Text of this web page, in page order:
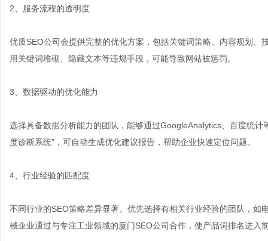
2、服务流程的透明度
优质SEO公司会提供完整的优化方案，包括关键词策略、内容规划、
用关键词堆砌、隐藏文本等违规手段，可能导致网站被惩罚。
3、数据驱动的优化能力
选择具备数据分析能力的团队，能够通过GoogleAnalytics、百度统
度诊断系统”，可自动生成优化建议报告，帮助企业快速定位问题。
4、行业经验的匹配度
不同行业的SEO策略差异显著。优先选择有相关行业经验的团队，
械企业通过与专注工业领域的厦门SEO公司合作，使产品词排名进入